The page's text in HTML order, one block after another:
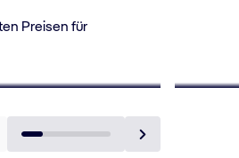
Preisen für